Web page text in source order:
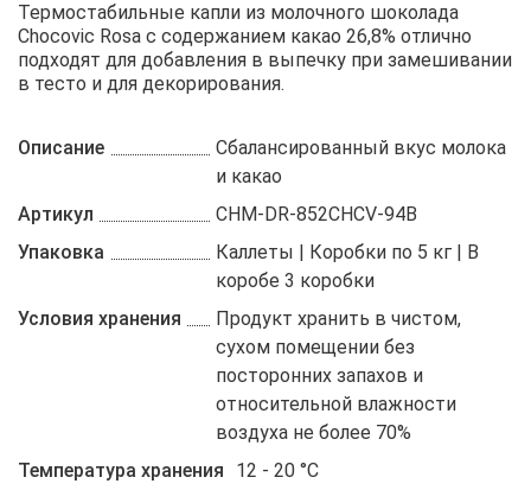
Термостабильные капли из молочного шоколада
Chocovic Rosa с содержанием какао 26,8% отлично
подходят для добавления в выпечку при замешивании
в тесто и для декорирования.
Описание
Сбалансированный вкус молока
и какао
Артикул
CHM-DR-852CHCV-94B
Упаковка
Каллеты | Коробки по 5 кг | В
коробе 3 коробки
Условия хранения
Продукт хранить в чистом,
сухом помещении без
посторонних запахов и
относительной влажности
воздуха не более 70%
Температура хранения
12 - 20 °C